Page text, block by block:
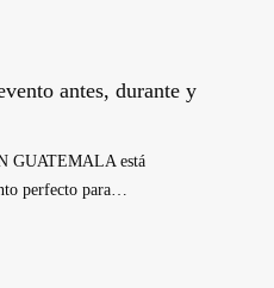
antes, durante y
GUATEMALA está
perfecto para…